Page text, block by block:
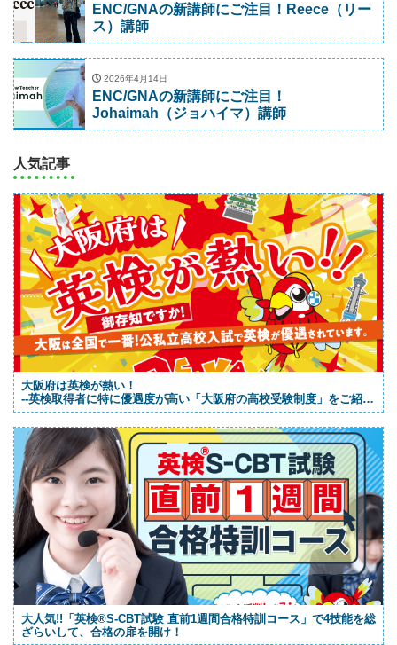
ENC/GNAの新講師にご注目！Reece（リー
ス）講師
2026年4月14日
ENC/GNAの新講師にご注目！
Johaimah（ジョハイマ）講師
人気記事
大阪府は英検が熱い！
--英検取得者に特に優遇度が高い「大阪府の高校受験制度」をご紹
介！
大人気!!「英検®S-CBT試験 直前1週間合格特訓コース」で4技能を総
ざらいして、合格の扉を開け！